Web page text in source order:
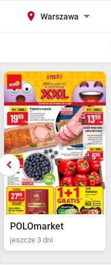
Warszawa
Auchan Supermarket
jeszcze 4 dni